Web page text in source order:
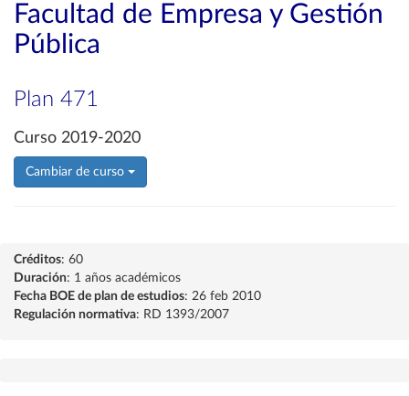
Facultad de Empresa y Gestión
Pública
Plan 471
Curso 2019-2020
Cambiar de curso
Créditos: 60
Duración: 1 años académicos
Fecha BOE de plan de estudios: 26 feb 2010
Regulación normativa: RD 1393/2007